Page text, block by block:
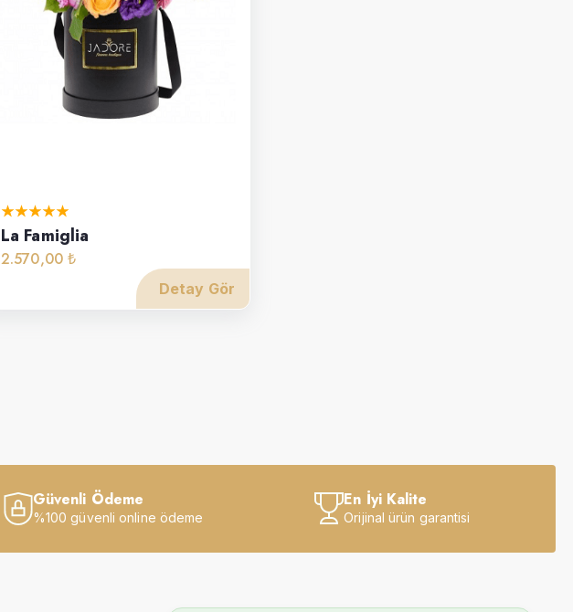
La Famiglia
2.570,00 ₺
Detay Gör
Güvenli Ödeme
%100 güvenli online ödeme
En İyi Kalite
Orijinal ürün garantisi